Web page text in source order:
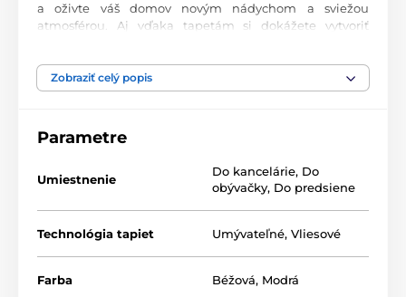
a oživte váš domov novým nádychom a sviežou
atmosférou. Aj vďaka tapetám si dokážete vytvoriť
Najvyššia kvalita tlače
miestnosti. Tlačia sa na kvalitný vlies s jemným
technológii sa vyznačujú výbornou odolnosťou a
Dostupné rozmery a typy tapiet (v cm – šírka x
výška)
Zobraziť celý popis
Parametre
Umiestnenie
Do kancelárie, Do
obývačky, Do predsiene
Technológia tapiet Umývateľné, Vliesové
Farba Béžová, Modrá